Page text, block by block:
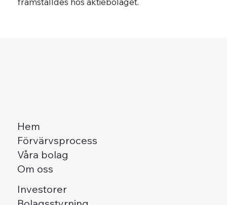
Hem
Förvärvsprocess
Våra bolag
Om oss
Investorer